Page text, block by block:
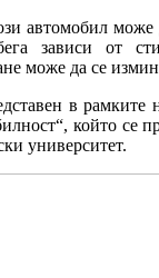
автомобил
зависи от
може да се
в рамките
който се
университет.